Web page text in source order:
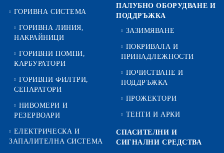
ГОРИВНА СИСТЕМА
ГОРИВНА ЛИНИЯ,
НАКРАЙНИЦИ
ГОРИВНИ ПОМПИ,
КАРБУРАТОРИ
ГОРИВНИ ФИЛТРИ,
СЕПАРАТОРИ
НИВОМЕРИ И
РЕЗЕРВОАРИ
ЕЛЕКТРИЧЕСКА И
ЗАПАЛИТЕЛНА СИСТЕМА
ПАЛУБНО ОБОРУДВАНЕ И
ПОДДРЪЖКА
ЗАЗИМЯВАНЕ
ПОКРИВАЛА И
ПРИНАДЛЕЖНОСТИ
ПОЧИСТВАНЕ И
ПОДДРЪЖКА
ПРОЖЕКТОРИ
ТЕНТИ И АРКИ
СПАСИТЕЛНИ И
СИГНАЛНИ СРЕДСТВА